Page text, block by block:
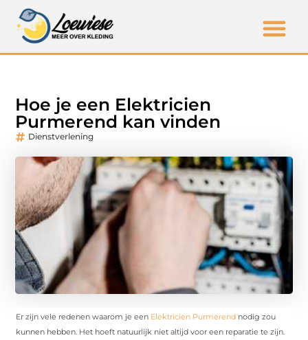
Hoe je een Elektricien
Purmerend kan vinden
Dienstverlening
Er zijn vele redenen waarom je een Elektricien Purmerend nodig zou
kunnen hebben. Het hoeft natuurlijk niet altijd voor een reparatie te zijn.